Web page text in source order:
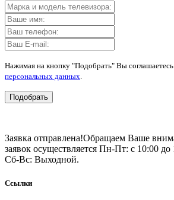
Нажимая на кнопку "Подобрать" Вы
персональных данных.
Подобрать
Заявка отправлена!Обращаем Ваше
заявок осуществляется Пн-Пт: с 10:00 до
Сб-Вс: Выходной.
Ссылки